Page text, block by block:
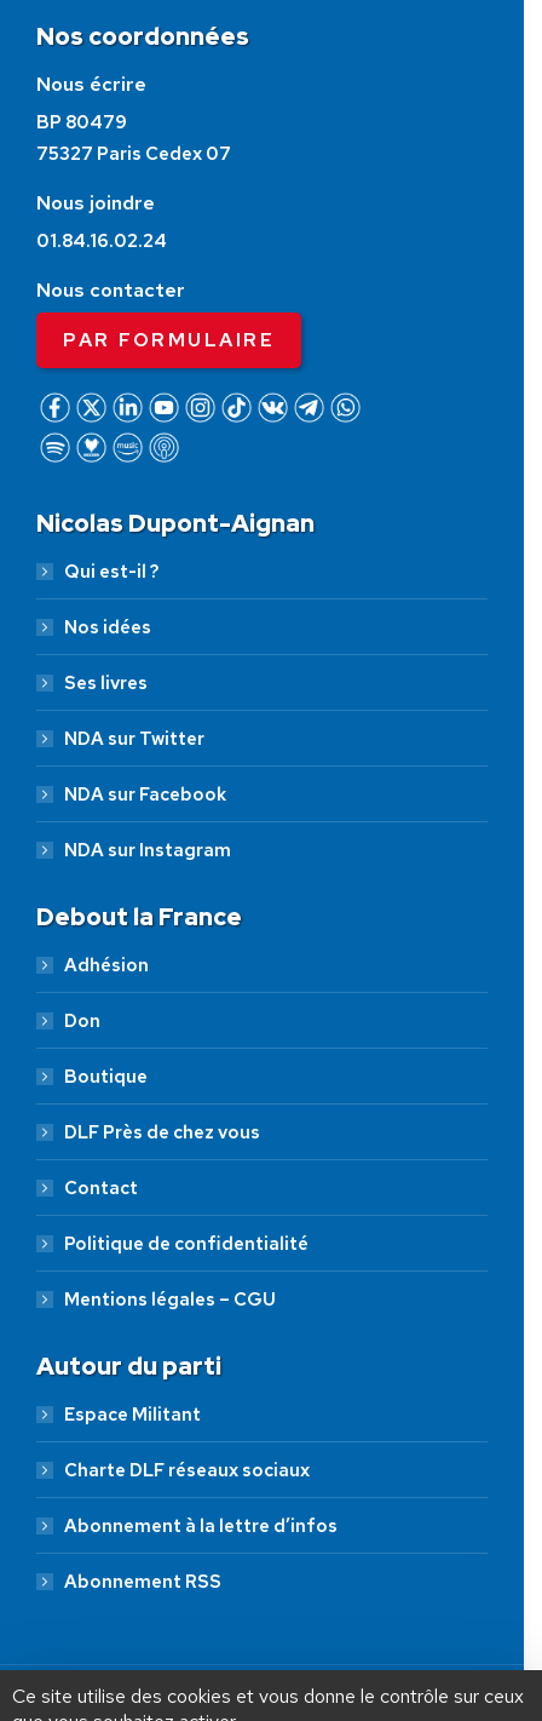
Nos coordonnées
Nous écrire
BP 80479
75327 Paris Cedex 07
Nous joindre
01.84.16.02.24
Nous contacter
PAR FORMULAIRE
Nicolas Dupont-Aignan
Qui est-il ?
Nos idées
Ses livres
NDA sur Twitter
NDA sur Facebook
NDA sur Instagram
Debout la France
Adhésion
Don
Boutique
DLF Près de chez vous
Contact
Politique de confidentialité
Mentions légales – CGU
Autour du parti
Espace Militant
Charte DLF réseaux sociaux
Abonnement à la lettre d’infos
Abonnement RSS
JE FAIS UN DON À DLF
Ce site utilise des cookies et vous donne le contrôle sur ceux